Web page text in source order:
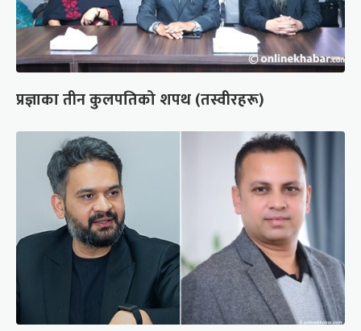
प्रज्ञाका तीन कुलपतिको शपथ (तस्वीरहरू)